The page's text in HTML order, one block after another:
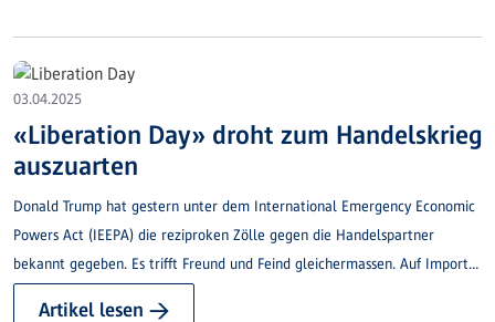
03.04.2025
«Liberation Day» droht zum Handelskrieg
auszuarten
Donald Trump hat gestern unter dem International Emergency Economic
Powers Act (IEEPA) die reziproken Zölle gegen die Handelspartner
bekannt gegeben. Es trifft Freund und Feind gleichermassen. Auf Importe
Artikel lesen →